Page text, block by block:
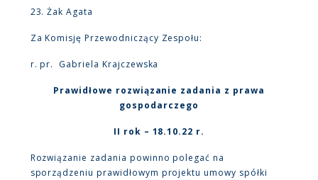
23. Żak Agata
Za Komisję Przewodniczący Zespołu:
r. pr. Gabriela Krajczewska
Prawidłowe rozwiązanie zadania z prawa
gospodarczego
II rok – 18.10.22 r.
Rozwiązanie zadania powinno polegać na
sporządzeniu prawidłowym projektu umowy spółki